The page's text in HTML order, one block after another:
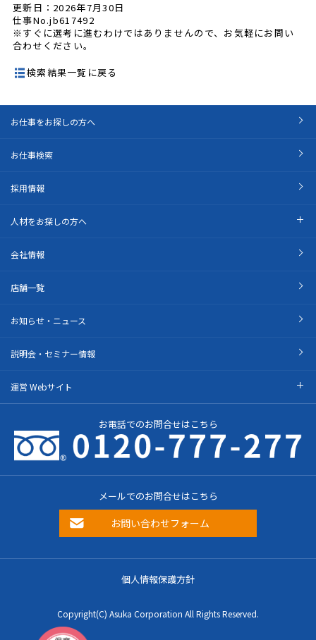
更新日：2026年7月30日
仕事No.jb617492
※すぐに選考に進むわけではありませんので、お気軽にお問い
合わせください。
検索結果一覧に戻る
お仕事をお探しの方へ
お仕事検索
採用情報
人材をお探しの方へ
会社情報
店舗一覧
お知らせ・ニュース
説明会・セミナー情報
運営 Webサイト
お電話でのお問合せはこちら
メールでのお問合せはこちら
お問い合わせフォーム
個人情報保護方針
Copyright(C) Asuka Corporation All Rights Reserved.